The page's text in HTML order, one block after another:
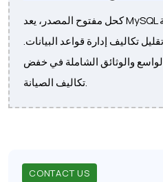
كحل مفتوح المصدر، يعد MySQL خيارًا فعالاً من حيث التكلفة
تكاليف إدارة قواعد البيانات.
والوثائق الشاملة في خفض
تكاليف الصيانة.
CONTACT US